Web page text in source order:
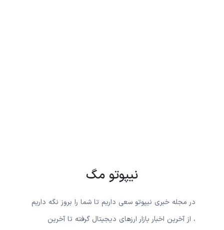
نیپوتو مگ
در مجله خبری نیپوتو سعی داریم تا شما را بروز نگه داریم
، از آخرین اخبار بازار ارزهای دیجیتال گرفته تا آخرین